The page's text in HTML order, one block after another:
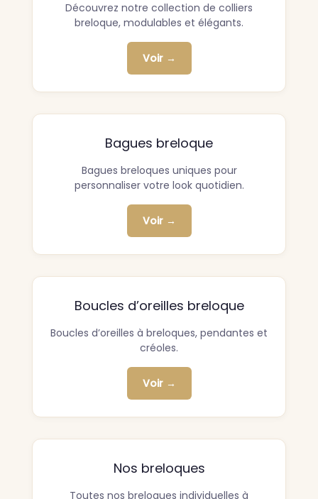
Découvrez notre collection de colliers
breloque, modulables et élégants.
Voir →
Bagues breloque
Bagues breloques uniques pour
personnaliser votre look quotidien.
Voir →
Boucles d’oreilles breloque
Boucles d’oreilles à breloques, pendantes et
créoles.
Voir →
Nos breloques
Toutes nos breloques individuelles à